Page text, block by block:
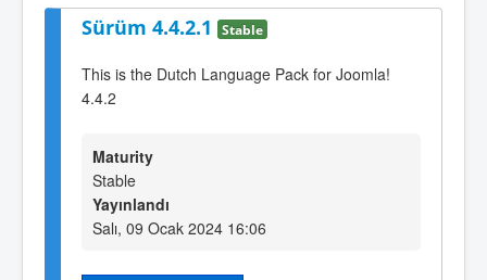
Sürüm 4.4.2.1 Stable
This is the Dutch Language Pack for Joomla!
4.4.2
Maturity
Stable
Yayınlandı
Salı, 09 Ocak 2024 16:06